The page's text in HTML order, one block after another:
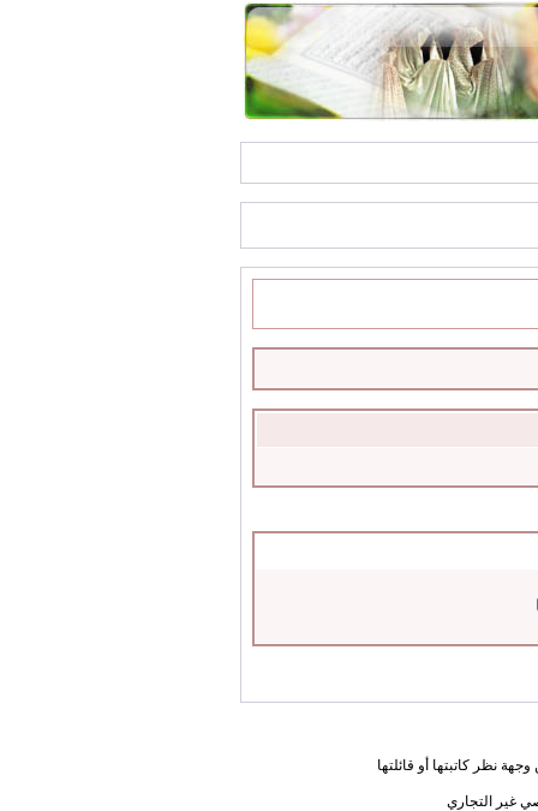
نظر كاتبتها أو قائلتها
غير التجاري